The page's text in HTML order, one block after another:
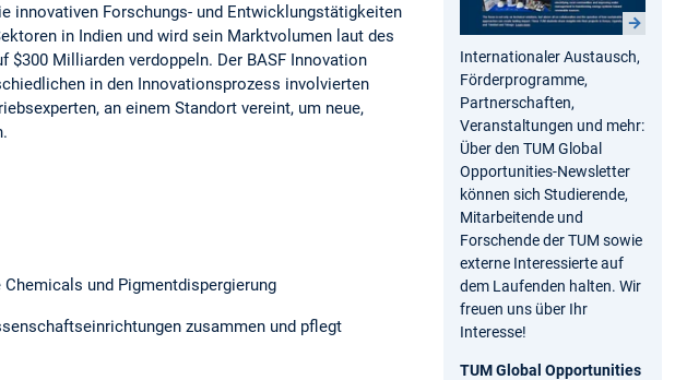
innovativen Forschungs- und Entwicklungstätigkeiten
in Indien und wird sein Marktvolumen laut des
Milliarden verdoppeln. Der BASF Innovation
in den Innovationsprozess involvierten
an einem Standort vereint, um neue,
und Pigmentdispergierung
zusammen und pflegt
Internationaler Austausch,
Förderprogramme,
Partnerschaften,
Veranstaltungen und mehr:
Über den TUM Global
Opportunities-Newsletter
können sich Studierende,
Mitarbeitende und
Forschende der TUM sowie
externe Interessierte auf
dem Laufenden halten. Wir
freuen uns über Ihr
Interesse!
TUM Global Opportunities